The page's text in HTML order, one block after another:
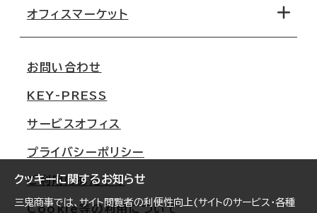
クッキーに関するお知らせ
三鬼商事では、サイト閲覧者の利便性向上(サイトのサービス・各種
移転コストシミュレーション
移転スケジュール
オフィス移転Q&A
オフィスマーケット
大阪
名古屋
札幌
仙台
横浜
お問い合わせ
KEY-PRESS
サービスオフィス
プライバシーポリシー
ご利用にあたって
Cookie等の利用について